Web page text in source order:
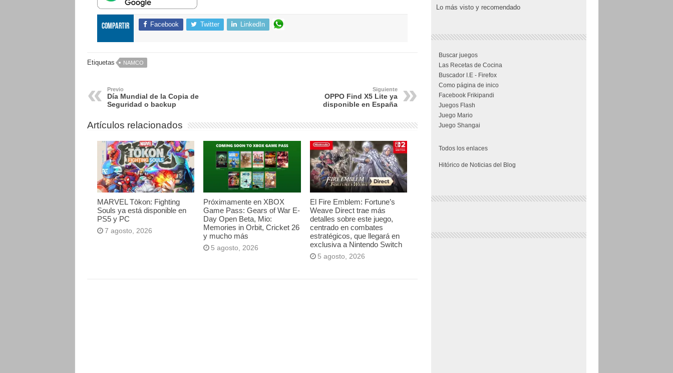
Compartir Facebook Twitter LinkedIn
Etiquetas NAMCO
Previo
Día Mundial de la Copia de
Seguridad o backup
Siguiente
OPPO Find X5 Lite ya
disponible en España
Artículos relacionados
MARVEL Tōkon: Fighting
Souls ya está disponible en
PS5 y PC
7 agosto, 2026
Próximamente en XBOX
Game Pass: Gears of War E-
Day Open Beta, Mio:
Memories in Orbit, Cricket 26
y mucho más
5 agosto, 2026
El Fire Emblem: Fortune’s
Weave Direct trae más
detalles sobre este juego,
centrado en combates
estratégicos, que llegará en
exclusiva a Nintendo Switch
5 agosto, 2026
Lo más visto y recomendado
Buscar juegos
Las Recetas de Cocina
Buscador I.E - Firefox
Como página de inico
Facebook Frikipandi
Juegos Flash
Juego Mario
Juego Shangai
Todos los enlaces
Hitórico de Noticias del Blog